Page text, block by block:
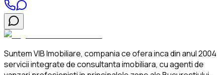
Suntem VIB Imobiliare, compania ce ofera inca din anul 2004
servicii integrate de consultanta imobiliara, cu agenti de